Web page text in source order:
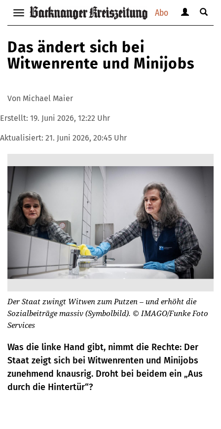
Abo
Navigation
anzeigen
verbergen
anzeigen
Suche
Das ändert sich bei
Witwenrente und Minijobs
Von Michael Maier
Erstellt: 19. Juni 2026, 12:22 Uhr
Aktualisiert: 21. Juni 2026, 20:45 Uhr
Der Staat zwingt Witwen zum Putzen – und erhöht die
Sozialbeiträge massiv (Symbolbild). © IMAGO/Funke Foto
Services
Was die linke Hand gibt, nimmt die Rechte: Der
Staat zeigt sich bei Witwenrenten und Minijobs
zunehmend knausrig. Droht bei beidem ein „Aus
durch die Hintertür“?